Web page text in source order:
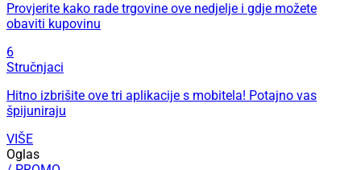
Provjerite kako rade trgovine ove nedjelje i gdje možete
obaviti kupovinu
6
Stručnjaci
Hitno izbrišite ove tri aplikacije s mobitela! Potajno vas
špijuniraju
VIŠE
Oglas